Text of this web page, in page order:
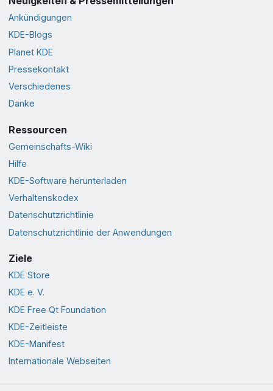
Ankündigungen
KDE-Blogs
Planet KDE
Pressekontakt
Verschiedenes
Danke
Ressourcen
Gemeinschafts-Wiki
Hilfe
KDE-Software herunterladen
Verhaltenskodex
Datenschutzrichtlinie
Datenschutzrichtlinie der Anwendungen
Ziele
KDE Store
KDE e. V.
KDE Free Qt Foundation
KDE-Zeitleiste
KDE-Manifest
Internationale Webseiten